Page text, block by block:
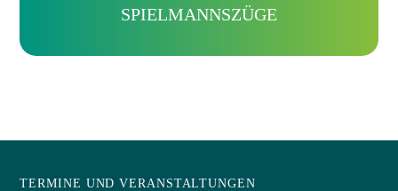
SPIELMANNSZÜGE
TERMINE UND VERANSTALTUNGEN